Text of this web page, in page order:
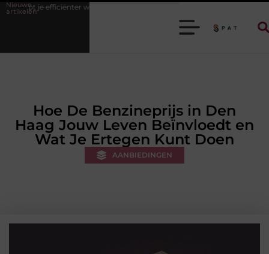
Nieuwe
artikelen
werken Stijlvolle heren sneakers voor een sportieve lifestyle
Hoe De Benzineprijs in Den
Haag Jouw Leven Beïnvloedt en
Wat Je Ertegen Kunt Doen
AANBIEDINGEN